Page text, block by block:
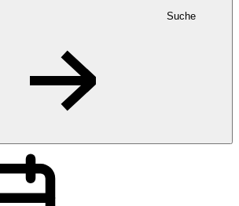
Suche